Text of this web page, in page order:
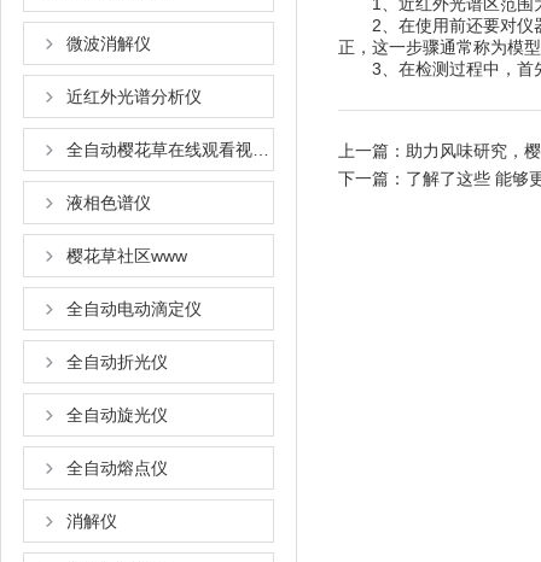
微波消解仪
近红外光谱分析仪
液相色谱仪
樱花草社区www
全自动电动滴定仪
全自动折光仪
全自动旋光仪
全自动熔点仪
消解仪
2、在使用前还要对仪器
正，这一步骤通常称为模型
3、在检测过程中
上一篇： 助力风味研究
下一篇： 了解了这些 能够